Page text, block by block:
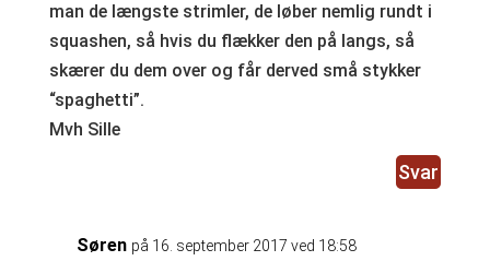
man de længste strimler, de løber nemlig rundt i
squashen, så hvis du flækker den på langs, så
skærer du dem over og får derved små stykker
“spaghetti”.
Mvh Sille
Svar
Søren på 16. september 2017 ved 18:58